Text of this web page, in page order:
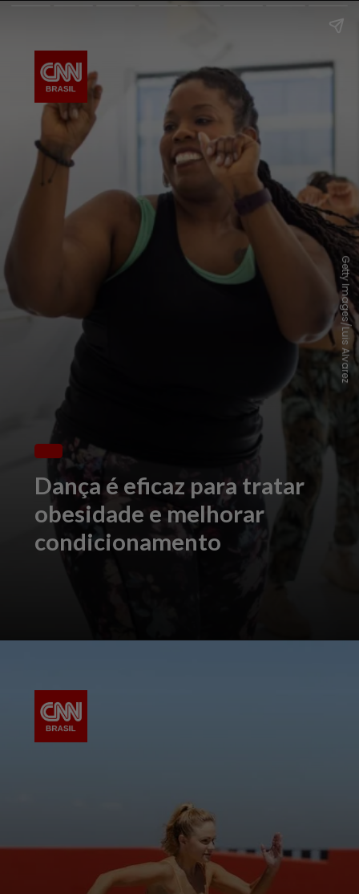
Dança é eficaz para tratar
obesidade e melhorar
condicionamento
Getty Images/Luis Alvarez